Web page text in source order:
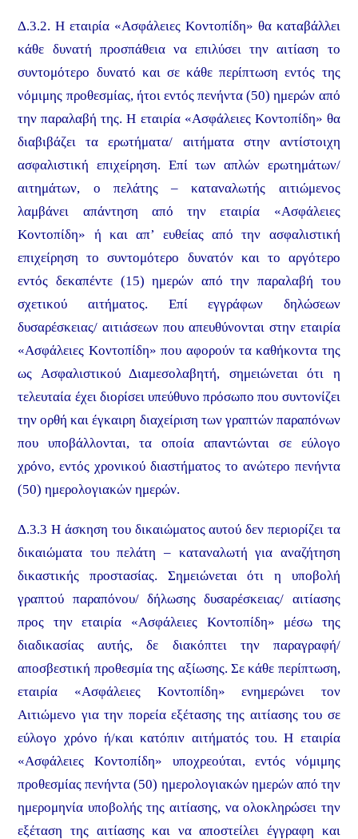
Δ.3.2. Η εταιρία «Ασφάλειες Κοντοπίδη» θα καταβάλλει
κάθε δυνατή προσπάθεια να επιλύσει την αιτίαση το
συντομότερο δυνατό και σε κάθε περίπτωση εντός της
νόμιμης προθεσμίας, ήτοι εντός πενήντα (50) ημερών από
την παραλαβή της. Η εταιρία «Ασφάλειες Κοντοπίδη» θα
διαβιβάζει τα ερωτήματα/ αιτήματα στην αντίστοιχη
ασφαλιστική επιχείρηση. Επί των απλών ερωτημάτων/
αιτημάτων, ο πελάτης – καταναλωτής αιτιώμενος
λαμβάνει απάντηση από την εταιρία «Ασφάλειες
Κοντοπίδη» ή και απ’ ευθείας από την ασφαλιστική
επιχείρηση το συντομότερο δυνατόν και το αργότερο
εντός δεκαπέντε (15) ημερών από την παραλαβή του
σχετικού αιτήματος. Επί εγγράφων δηλώσεων
δυσαρέσκειας/ αιτιάσεων που απευθύνονται στην εταιρία
«Ασφάλειες Κοντοπίδη» που αφορούν τα καθήκοντα της
ως Ασφαλιστικού Διαμεσολαβητή, σημειώνεται ότι η
τελευταία έχει διορίσει υπεύθυνο πρόσωπο που συντονίζει
την ορθή και έγκαιρη διαχείριση των γραπτών παραπόνων
που υποβάλλονται, τα οποία απαντώνται σε εύλογο
χρόνο, εντός χρονικού διαστήματος το ανώτερο πενήντα
(50) ημερολογιακών ημερών.
Δ.3.3 Η άσκηση του δικαιώματος αυτού δεν περιορίζει τα
δικαιώματα του πελάτη – καταναλωτή για αναζήτηση
δικαστικής προστασίας. Σημειώνεται ότι η υποβολή
γραπτού παραπόνου/ δήλωσης δυσαρέσκειας/ αιτίασης
προς την εταιρία «Ασφάλειες Κοντοπίδη» μέσω της
διαδικασίας αυτής, δε διακόπτει την παραγραφή/
αποσβεστική προθεσμία της αξίωσης. Σε κάθε περίπτωση,
εταιρία «Ασφάλειες Κοντοπίδη» ενημερώνει τον
Αιτιώμενο για την πορεία εξέτασης της αιτίασης του σε
εύλογο χρόνο ή/και κατόπιν αιτήματός του. Η εταιρία
«Ασφάλειες Κοντοπίδη» υποχρεούται, εντός νόμιμης
προθεσμίας πενήντα (50) ημερολογιακών ημερών από την
ημερομηνία υποβολής της αιτίασης, να ολοκληρώσει την
εξέταση της αιτίασης και να αποστείλει έγγραφη και